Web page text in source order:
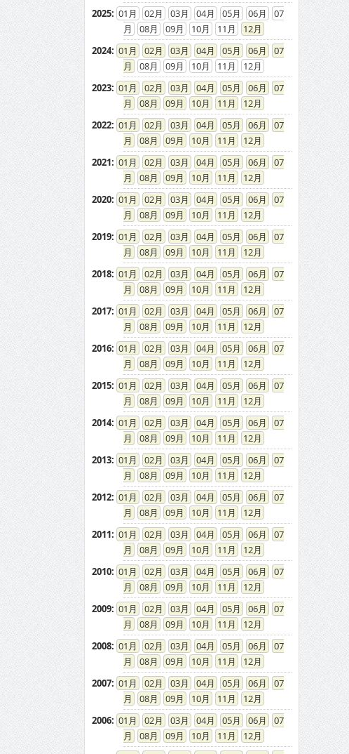
2025: 01 02 03 04 05 06
07
08
09 10 11
12
2024: 01 02 03 04 05 06
07
08
09 10 11
12
2023: 01 02 03 04 05 06
07
08
09 10 11
12
2022: 01 02 03 04 05 06
07
08
09 10 11
12
2021: 01 02 03 04 05 06
07
08
09 10 11
12
2020: 01 02 03 04 05 06
07
08
09 10 11
12
2019: 01 02 03 04 05 06
07
08
09 10 11
12
2018: 01 02 03 04 05 06
07
08
09 10 11
12
2017: 01 02 03 04 05 06
07
08
09 10 11
12
2016: 01 02 03 04 05 06
07
08
09 10 11
12
2015: 01 02 03 04 05 06
07
08
09 10 11
12
2014: 01 02 03 04 05 06
07
08
09 10 11
12
2013: 01 02 03 04 05 06
07
08
09 10 11
12
2012: 01 02 03 04 05 06
07
08
09 10 11
12
2011: 01 02 03 04 05 06
07
08
09 10 11
12
2010: 01 02 03 04 05 06
07
08
09 10 11
12
2009: 01 02 03 04 05 06
07
08
09 10 11
12
2008: 01 02 03 04 05 06
07
08
09 10 11
12
2007: 01 02 03 04 05 06
07
08
09 10 11
12
2006: 01 02 03 04 05 06
07
08
09 10 11
12